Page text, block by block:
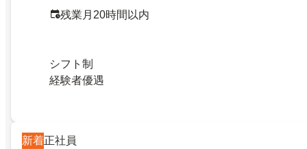
残業月20時間以内
シフト制
経験者優遇
新着正社員